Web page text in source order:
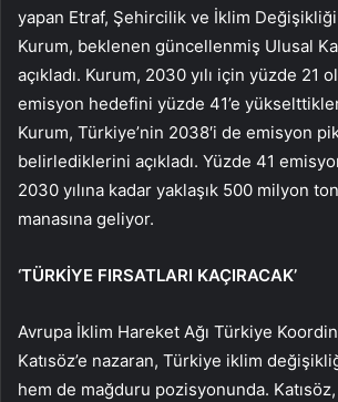
yapan Etraf, Şehircilik ve İklim Değişikliği
Kurum, beklenen güncellenmiş Ulusal
açıkladı. Kurum, 2030 yılı için yüzde 21
emisyon hedefini yüzde 41’e
Kurum, Türkiye’nin 2038′i de emisyon
belirlediklerini açıkladı. Yüzde 41
2030 yılına kadar yaklaşık 500 milyon ton
manasına geliyor.
‘TÜRKİYE FIRSATLARI KAÇIRACAK’
Avrupa İklim Hareket Ağı Türkiye
Katısöz’e nazaran, Türkiye iklim
hem de mağduru pozisyonunda. Katısöz,